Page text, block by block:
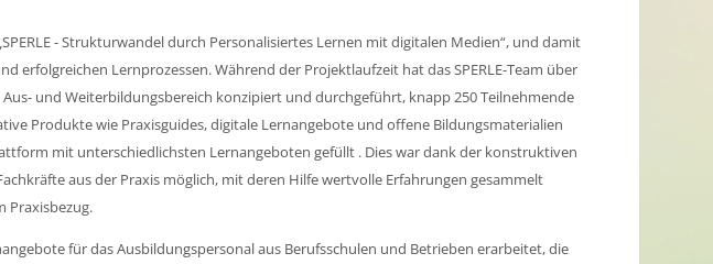
- Strukturwandel durch Personalisiertes Lernen mit digitalen Medien“, und damit
erfolgreichen Lernprozessen.Während der Projektlaufzeit hat das SPERLE-Team über
und Weiterbildungsbereich konzipiert und durchgeführt, knapp 250 Teilnehmende
Produkte wie Praxisguides, digitale Lernangebote und offene Bildungsmaterialien
mit unterschiedlichsten Lernangeboten gefüllt . Dies war dank der konstruktiven
aus der Praxis möglich, mit deren Hilfe wertvolle Erfahrungen gesammelt
Praxisbezug.
für das Ausbildungspersonal aus Berufsschulen und Betrieben erarbeitet, die